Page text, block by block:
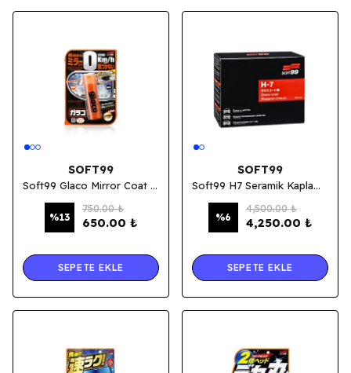
SOFT99
Soft99 Glaco Mirror Coat Zero Dikiz Aynası Yağmur Su İtici 40 Ml.
%13
750.00 ₺
650.00 ₺
SEPETE EKLE
SOFT99
Soft99 H7 Seramik Kaplama 200 ML
%6
4,500.00 ₺
4,250.00 ₺
SEPETE EKLE